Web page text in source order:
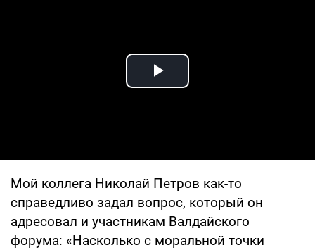
Play Video
Мой коллега Николай Петров как-то
справедливо задал вопрос, который он
адресовал и участникам Валдайского
форума: «Насколько с моральной точки